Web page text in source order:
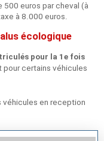
euros par cheval (à
à 8.000 euros.
écologique
pour la 1e fois
pour certains véhicules
véhicules en reception